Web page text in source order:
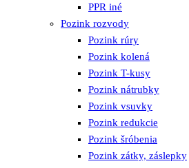
PPR iné
Pozink rozvody
Pozink rúry
Pozink kolená
Pozink T-kusy
Pozink nátrubky
Pozink vsuvky
Pozink redukcie
Pozink šróbenia
Pozink zátky, záslepky